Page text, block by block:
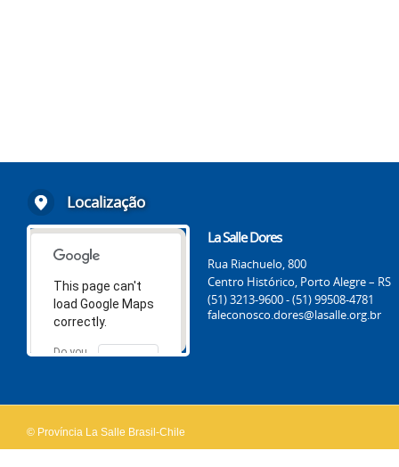
Localização
This page can't
load Google Maps
correctly.
Do you
OK
La Salle Dores
Rua Riachuelo, 800
Centro Histórico, Porto Alegre – RS
(51) 3213-9600 - (51) 99508-4781
faleconosco.dores@lasalle.org.br
© Província La Salle Brasil-Chile